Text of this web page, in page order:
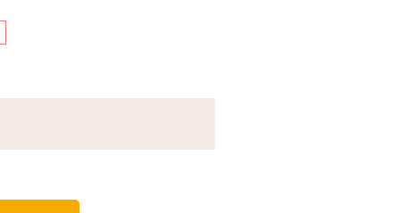
リゾット